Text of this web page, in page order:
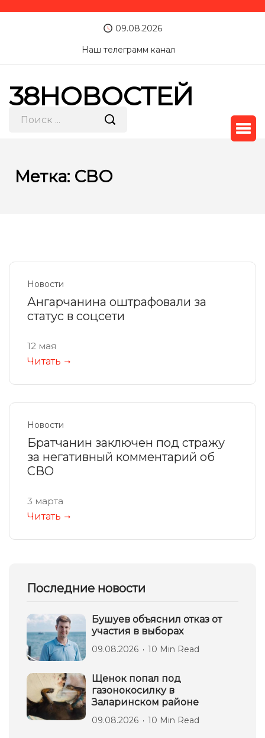
09.08.2026
Наш телеграмм канал
38НОВОСТЕЙ
Метка: СВО
Новости
Ангарчанина оштрафовали за
статус в соцсети
12 мая
Читать
Новости
Братчанин заключен под стражу
за негативный комментарий об
СВО
3 марта
Читать
Последние новости
Бушуев объяснил отказ от
участия в выборах
09.08.2026 10 Min Read
Щенок попал под
газонокосилку в
Заларинском районе
09.08.2026 10 Min Read